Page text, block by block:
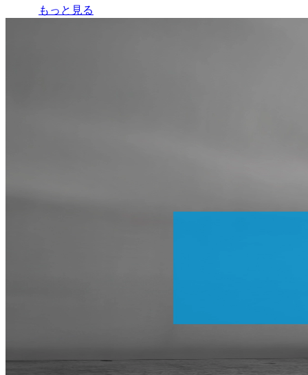
もっと見る